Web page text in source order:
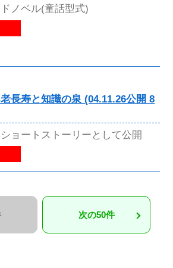
ノベル(童話型式)
長寿と知識の泉 (04.11.26公開 8
ョートストーリーとして公開
次の50件